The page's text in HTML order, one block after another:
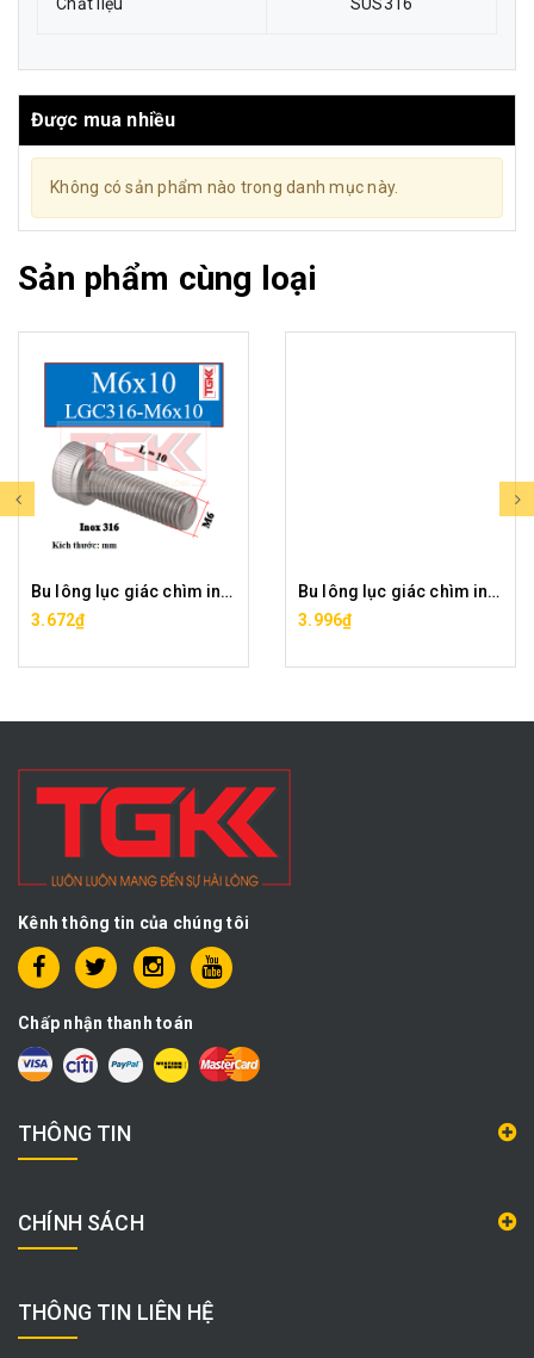
Được mua nhiều
Không có sản phẩm nào trong danh mục này.
Sản phẩm cùng loại
Bu lông lục giác chìm inox 316-M6x10
3.672₫
Bu lông lục giác chìm inox 316-M6x12
3.996₫
Kênh thông tin của chúng tôi
Chấp nhận thanh toán
THÔNG TIN
CHÍNH SÁCH
THÔNG TIN LIÊN HỆ